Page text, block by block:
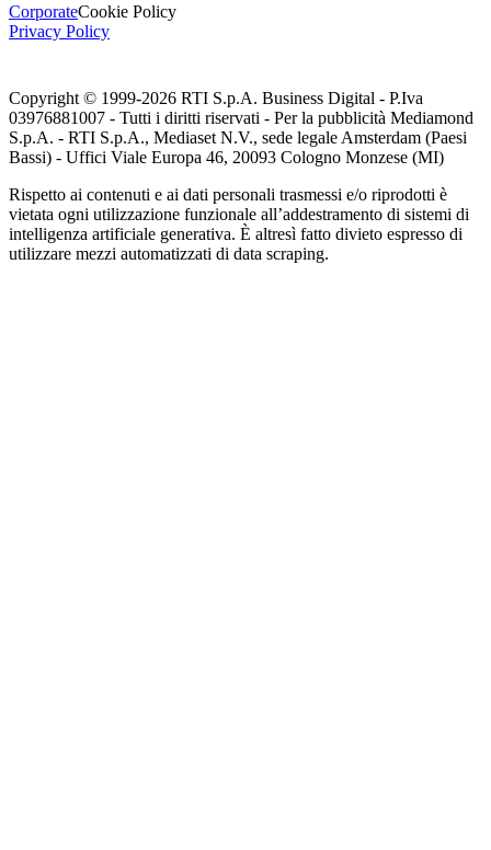
CorporateCookie Policy
Privacy Policy
Copyright © 1999-2026 RTI S.p.A. Business Digital - P.Iva
03976881007 - Tutti i diritti riservati - Per la pubblicità Mediamond
S.p.A. - RTI S.p.A., Mediaset N.V., sede legale Amsterdam (Paesi
Bassi) - Uffici Viale Europa 46, 20093 Cologno Monzese (MI)
Rispetto ai contenuti e ai dati personali trasmessi e/o riprodotti è
vietata ogni utilizzazione funzionale all’addestramento di sistemi di
intelligenza artificiale generativa. È altresì fatto divieto espresso di
utilizzare mezzi automatizzati di data scraping.